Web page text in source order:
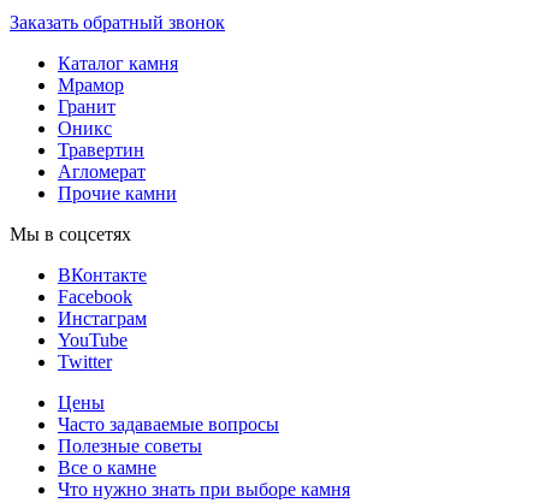
Заказать обратный звонок
Каталог камня
Мрамор
Гранит
Оникс
Травертин
Агломерат
Прочие камни
Мы в соцсетях
ВКонтакте
Facebook
Инстаграм
YouTube
Twitter
Цены
Часто задаваемые вопросы
Полезные советы
Все о камне
Что нужно знать при выборе камня